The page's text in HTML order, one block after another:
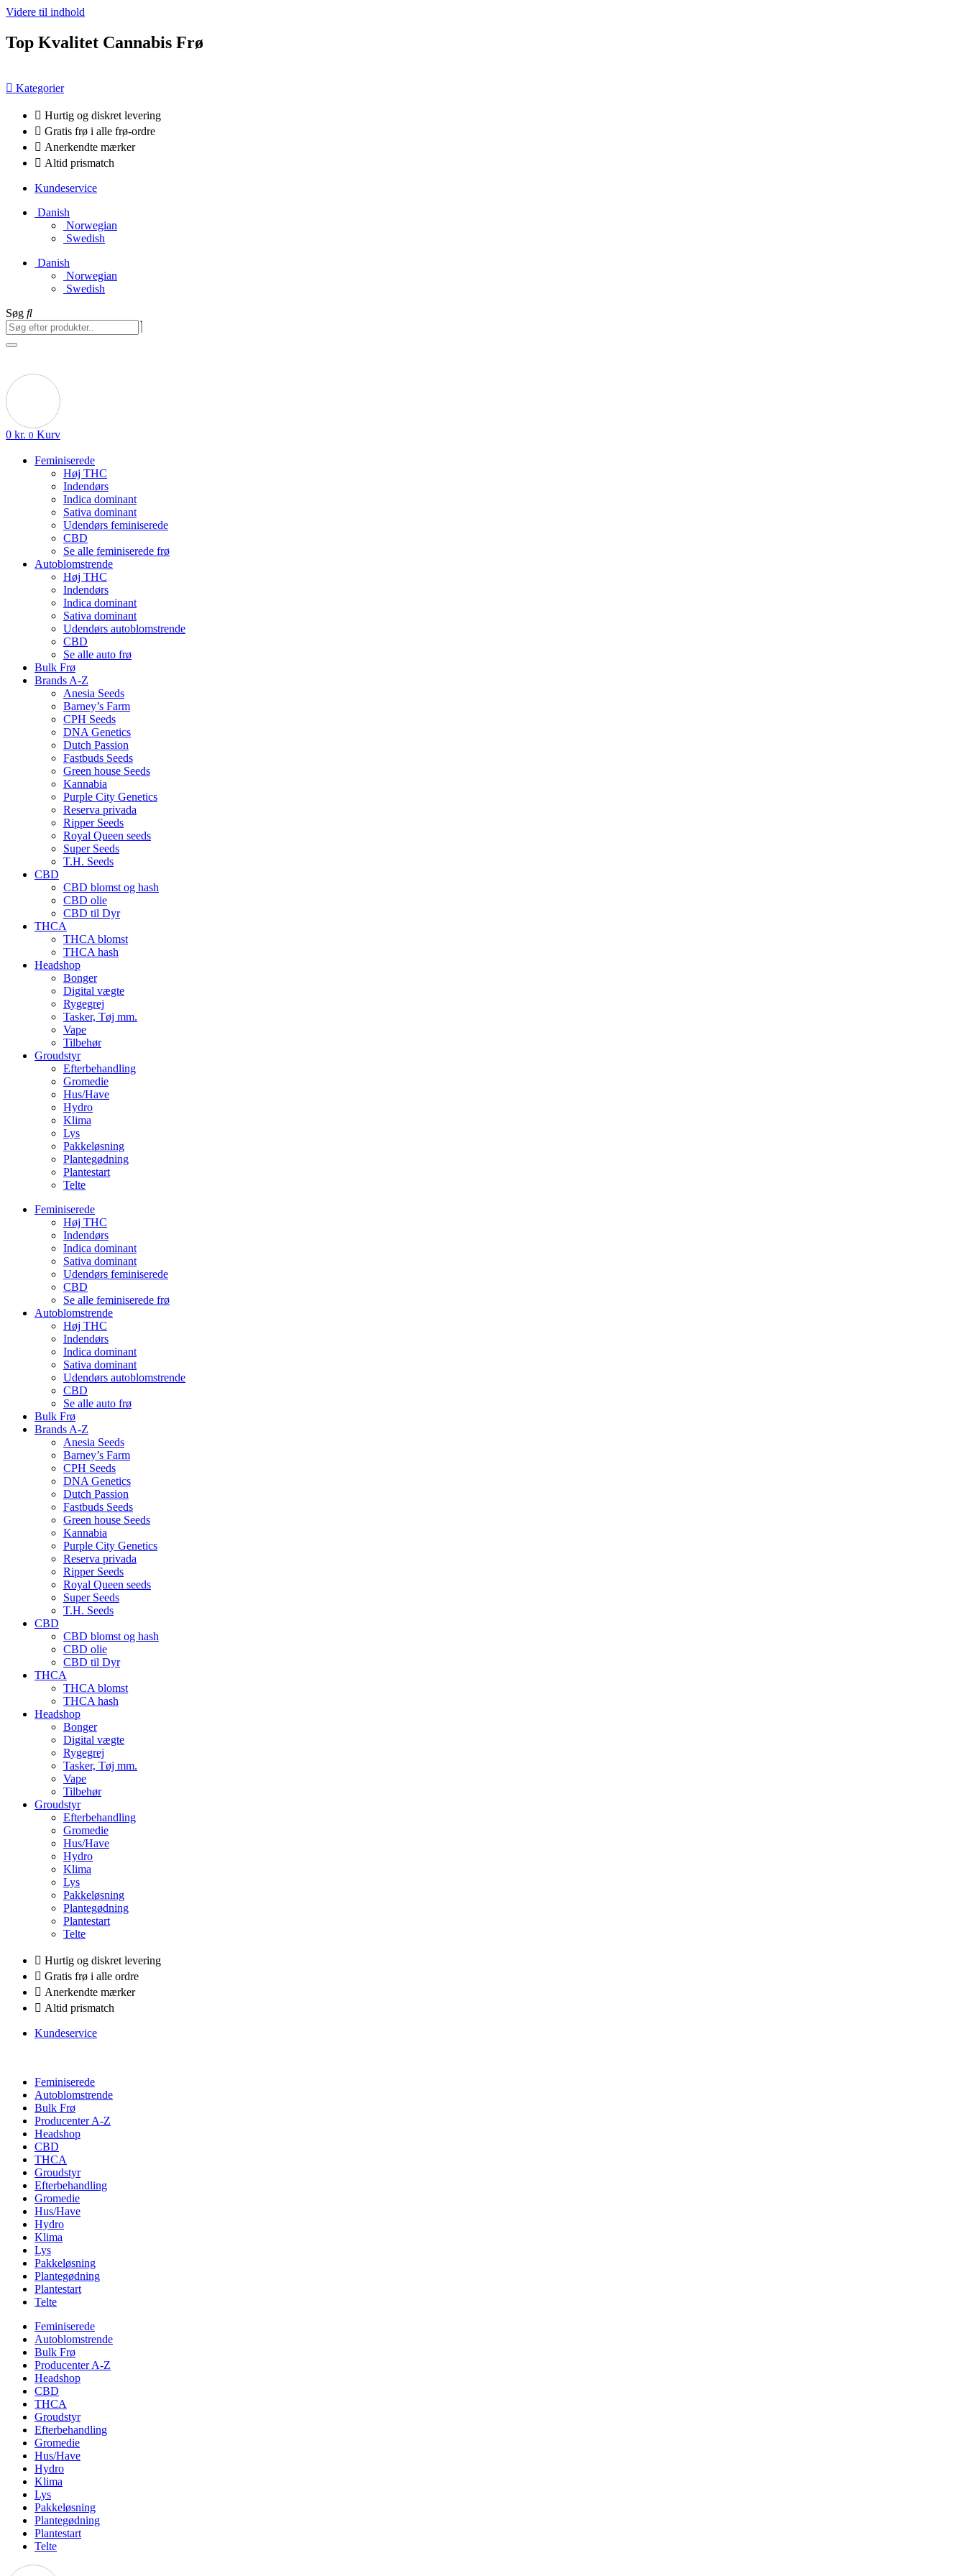
Videre til indhold
Top Kvalitet Cannabis Frø
Kategorier
Hurtig og diskret levering
Gratis frø i alle frø-ordre
Anerkendte mærker
Altid prismatch
Kundeservice
Danish
Norwegian
Swedish
Danish
Norwegian
Swedish
Søg
0 kr. 0 Kurv
Feminiserede
Høj THC
Indendørs
Indica dominant
Sativa dominant
Udendørs feminiserede
CBD
Se alle feminiserede frø
Autoblomstrende
Høj THC
Indendørs
Indica dominant
Sativa dominant
Udendørs autoblomstrende
CBD
Se alle auto frø
Bulk Frø
Brands A-Z
Anesia Seeds
Barney’s Farm
CPH Seeds
DNA Genetics
Dutch Passion
Fastbuds Seeds
Green house Seeds
Kannabia
Purple City Genetics
Reserva privada
Ripper Seeds
Royal Queen seeds
Super Seeds
T.H. Seeds
CBD
CBD blomst og hash
CBD olie
CBD til Dyr
THCA
THCA blomst
THCA hash
Headshop
Bonger
Digital vægte
Rygegrej
Tasker, Tøj mm.
Vape
Tilbehør
Groudstyr
Efterbehandling
Gromedie
Hus/Have
Hydro
Klima
Lys
Pakkeløsning
Plantegødning
Plantestart
Telte
Feminiserede
Høj THC
Indendørs
Indica dominant
Sativa dominant
Udendørs feminiserede
CBD
Se alle feminiserede frø
Autoblomstrende
Høj THC
Indendørs
Indica dominant
Sativa dominant
Udendørs autoblomstrende
CBD
Se alle auto frø
Bulk Frø
Brands A-Z
Anesia Seeds
Barney’s Farm
CPH Seeds
DNA Genetics
Dutch Passion
Fastbuds Seeds
Green house Seeds
Kannabia
Purple City Genetics
Reserva privada
Ripper Seeds
Royal Queen seeds
Super Seeds
T.H. Seeds
CBD
CBD blomst og hash
CBD olie
CBD til Dyr
THCA
THCA blomst
THCA hash
Headshop
Bonger
Digital vægte
Rygegrej
Tasker, Tøj mm.
Vape
Tilbehør
Groudstyr
Efterbehandling
Gromedie
Hus/Have
Hydro
Klima
Lys
Pakkeløsning
Plantegødning
Plantestart
Telte
Hurtig og diskret levering
Gratis frø i alle ordre
Anerkendte mærker
Altid prismatch
Kundeservice
Feminiserede
Autoblomstrende
Bulk Frø
Producenter A-Z
Headshop
CBD
THCA
Groudstyr
Efterbehandling
Gromedie
Hus/Have
Hydro
Klima
Lys
Pakkeløsning
Plantegødning
Plantestart
Telte
Feminiserede
Autoblomstrende
Bulk Frø
Producenter A-Z
Headshop
CBD
THCA
Groudstyr
Efterbehandling
Gromedie
Hus/Have
Hydro
Klima
Lys
Pakkeløsning
Plantegødning
Plantestart
Telte